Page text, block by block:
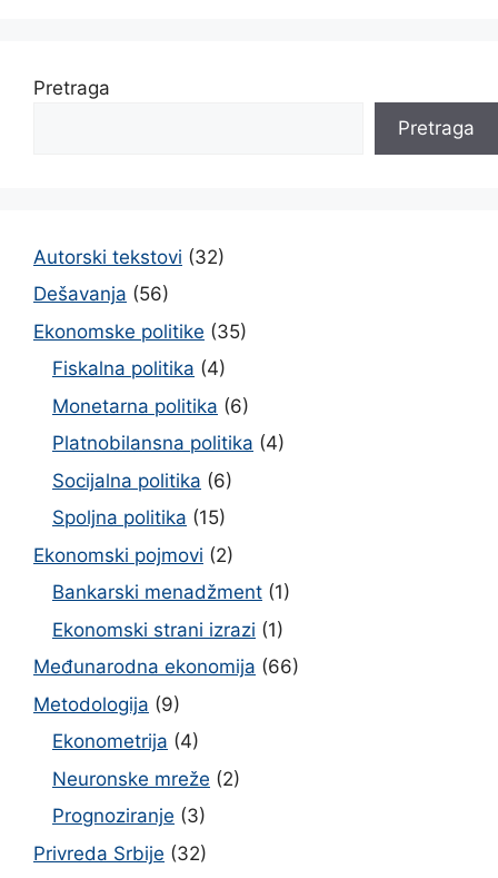
Pretraga
Pretraga
Autorski tekstovi (32)
Dešavanja (56)
Ekonomske politike (35)
Fiskalna politika (4)
Monetarna politika (6)
Platnobilansna politika (4)
Socijalna politika (6)
Spoljna politika (15)
Ekonomski pojmovi (2)
Bankarski menadžment (1)
Ekonomski strani izrazi (1)
Međunarodna ekonomija (66)
Metodologija (9)
Ekonometrija (4)
Neuronske mreže (2)
Prognoziranje (3)
Privreda Srbije (32)